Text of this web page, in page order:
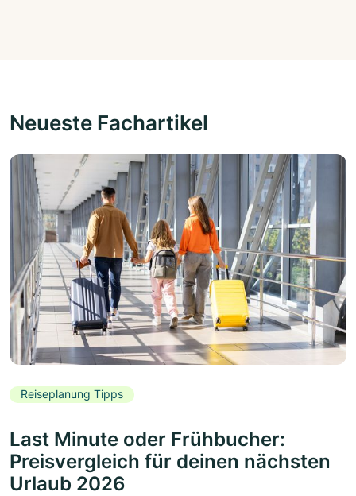
Neueste Fachartikel
Reiseplanung Tipps
Last Minute oder Frühbucher:
Preisvergleich für deinen nächsten
Urlaub 2026